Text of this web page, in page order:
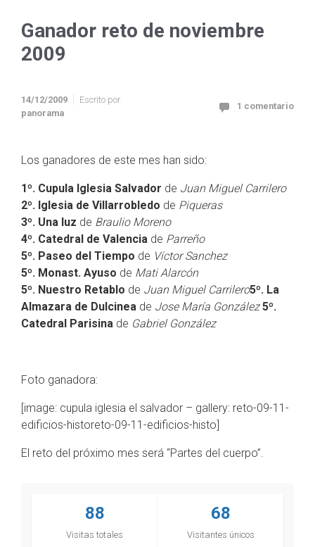
Ganador reto de noviembre
2009
14/12/2009
Escrito por
panorama
1 comentario
Los ganadores de este mes han sido:
1º. Cupula Iglesia Salvador de Juan Miguel Carrilero
2º. Iglesia de Villarrobledo de Piqueras
3º. Una luz de Braulio Moreno
4º. Catedral de Valencia de Parreño
5º. Paseo del Tiempo de Víctor Sanchez
5º. Monast. Ayuso de Mati Alarcón
5º. Nuestro Retablo de Juan Miguel Carrilero5º. La
Almazara de Dulcinea de Jose María González 5º.
Catedral Parisina de Gabriel González
Foto ganadora:
[image: cupula iglesia el salvador – gallery: reto-09-11-
edificios-historeto-09-11-edificios-histo]
El reto del próximo mes será “Partes del cuerpo”.
88
Visitas totales
68
Visitantes únicos